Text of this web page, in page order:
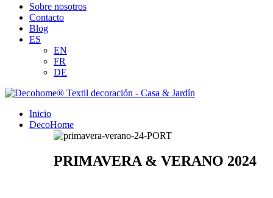
Sobre nosotros
Contacto
Blog
ES
EN
FR
DE
Inicio
DecoHome
PRIMAVERA & VERANO 2024